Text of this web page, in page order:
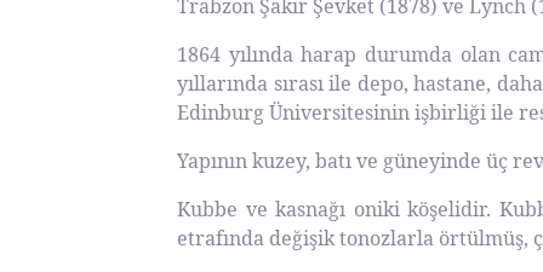
Trabzon Şakir Şevket (1878) ve Lynch
1864 yılında harap durumda olan
yıllarında sırası ile depo, hastane,
Edinburg Üniversitesinin işbirliği ile
Yapının kuzey, batı ve güneyinde üç
Kubbe ve kasnağı oniki köşelidir.
etrafında değişik tonozlarla örtülmüş,